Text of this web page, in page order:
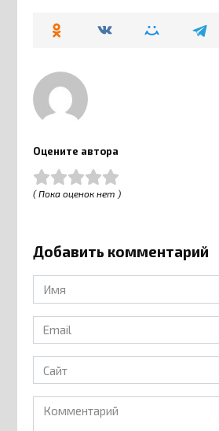
Оцените автора
( Пока оценок нет )
Добавить комментарий
Имя
*
Email
*
Сайт
Комментарий